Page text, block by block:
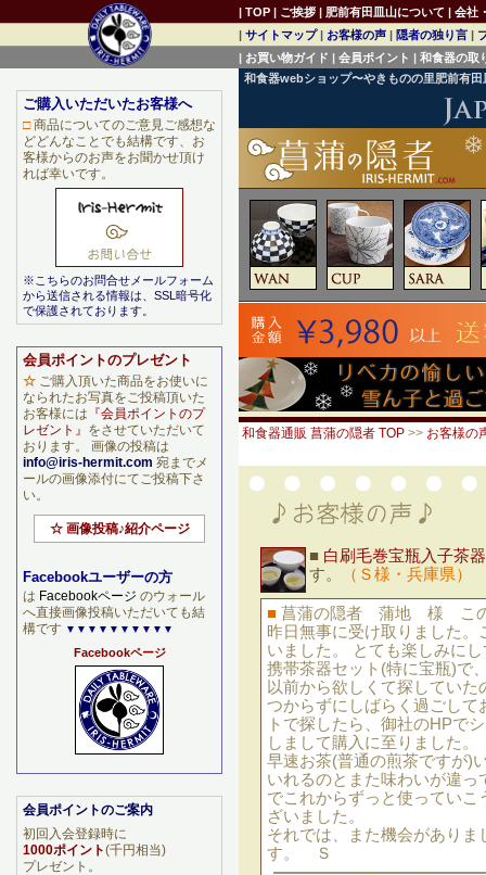
和食器webショップ〜やきものの里肥前有
和食器通販 菖蒲の隠者 TOP >> お客様の
■ 白刷毛巻宝瓶入子茶器
す。
（Ｓ様・兵庫県）
■ 菖蒲の隠者 蒲地 様 この
昨日無事に受け取りました
いました。 とても楽しみに
携帯茶器セット(特に宝瓶)で
以前から欲しくて探してい
つからずにしばらく過ごし
トで探したら、御社のHPで
しまして購入に至りました。
早速お茶(普通の煎茶ですが)
いれるのとまた味わいが違
でこれからずっと使ってい
ざいました。
それでは、また機会があり
す。 Ｓ
ご購入いただいたお客様へ
□商品についてのご意見ご感想な
どどんなことでも結構です、お
客様からのお声をお聞かせ頂け
れば幸いです。
※こちらのお問合せメールフォーム
から送信される情報は、SSL暗号化
で保護されております。
会員ポイントのプレゼント
☆ ご購入頂いた商品をお使いに
なられたお写真をご投稿頂いた
お客様には 『会員ポイントのプ
レゼント』 をさせていただいて
おります。 画像の投稿は
info@iris-hermit.com 宛までメ
ールの画像添付にてご投稿下さ
い。
☆ 画像投稿♪紹介ページ
Facebookユーザーの方
は Facebookページ のウォール
へ直接画像投稿いただいても結
構です ▼▼▼▼▼▼▼▼▼▼
Facebookページ
会員ポイントのご案内
初回入会登録時に
1000ポイント(千円相当)
プレゼント。
| TOP | ご挨拶 | 肥前有田皿山について | 会社
| サイトマップ| お客様の声 | 隠者の独り言 |
| お買い物ガイド | 会員ポイント | 和食器の取